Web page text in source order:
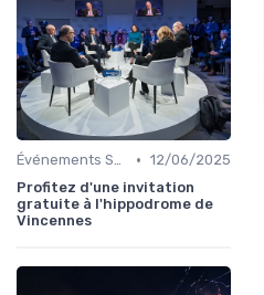
Événements Sportifs et Compétitions • 12/06/2025
Profitez d'une invitation
gratuite à l'hippodrome de
Vincennes